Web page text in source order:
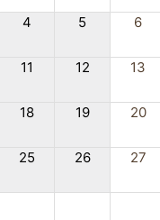
4 5 6
11 12 13
18 19 20
25 26 27